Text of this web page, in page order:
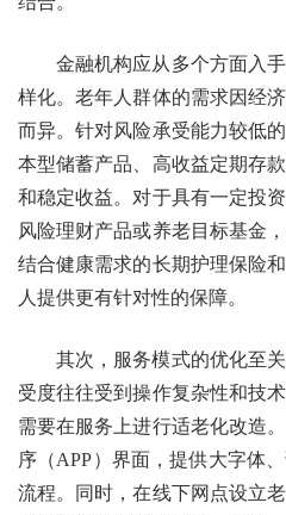
金融机构应从多个方面入
样化。老年人群体的需求因经
而异。针对风险承受能力较低
本型储蓄产品、高收益定期存
和稳定收益。对于具有一定投
风险理财产品或养老目标基金
结合健康需求的长期护理保险
人提供更有针对性的保障。
其次，服务模式的优化至
受度往往受到操作复杂性和技
需要在服务上进行适老化改造
序（APP）界面，提供大字体
流程。同时，在线下网点设立